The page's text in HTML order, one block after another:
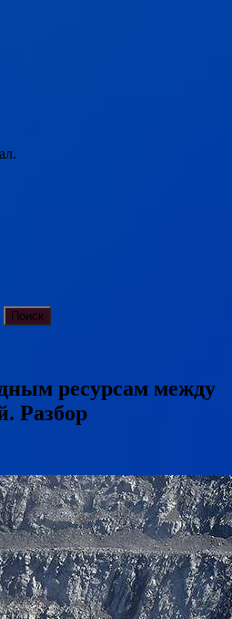
ресурсам между
Разбор